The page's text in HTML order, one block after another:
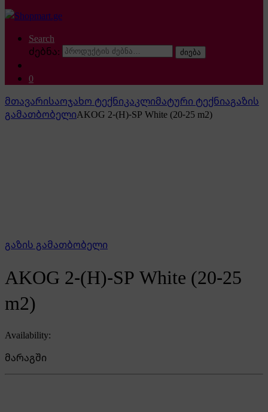
Search
ძებნა:
ძიება
0
მთავარისაოჯახო ტექნიკაკლიმატური ტექნიაგაზის
გამათბობელიAKOG 2-(H)-SP White (20-25 m2)
გაზის გამათბობელი
AKOG 2-(H)-SP White (20-25
m2)
Availability:
მარაგში